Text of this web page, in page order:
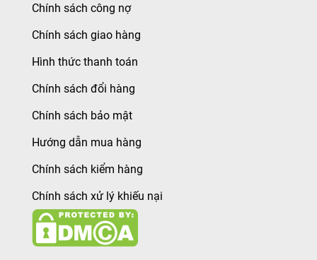
Chính sách công nợ
Chính sách giao hàng
Hình thức thanh toán
Chính sách đổi hàng
Chính sách bảo mật
Hướng dẫn mua hàng
Chính sách kiểm hàng
Chính sách xử lý khiếu nại